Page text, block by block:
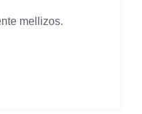
mellizos.